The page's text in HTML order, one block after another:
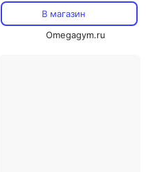
В магазин
Omegagym.ru